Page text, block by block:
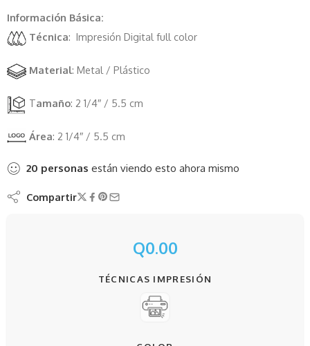
Información Básica:
Técnica: Impresión Digital full color
Material: Metal / Plástico
Tamaño: 2 1/4″ / 5.5 cm
Área: 2 1/4″ / 5.5 cm
20 personas están viendo esto ahora mismo
Compartir
Q0.00
TÉCNICAS IMPRESIÓN